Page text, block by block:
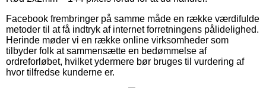
Facebook frembringer på samme måde en række værdifulde
metoder til at få indtryk af internet forretningens pålidelighed.
Herinde møder vi en række online virksomheder som
tilbyder folk at sammensætte en bedømmelse af
ordreforløbet, hvilket ydermere bør bruges til vurdering af
hvor tilfredse kunderne er.